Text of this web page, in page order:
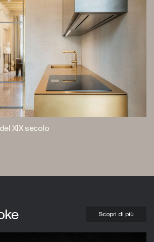
XIX secolo
more
Scopri di più